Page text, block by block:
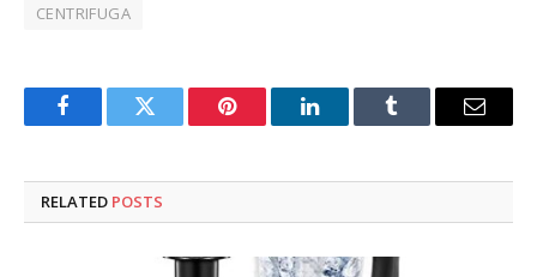
CENTRIFUGA
FacebookTwitter Pinterest LinkedInTumblr Email
RELATED POSTS